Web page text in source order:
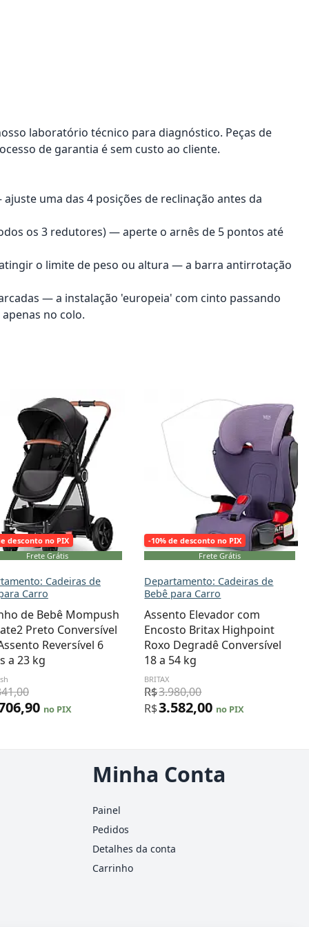
laboratório técnico para diagnóstico. Peças de
de garantia é sem custo ao cliente.
uma das 4 posições de reclinação antes da
os 3 redutores) — aperte o arnês de 5 pontos até
o limite de peso ou altura — a barra antirrotação
— a instalação 'europeia' com cinto passando
no colo.
desconto no PIX
Frete Grátis
Cadeiras de
Carro
de Bebê Mompush
Preto Conversível
Reversível 6
a 23 kg
ao carrinho
no PIX
-10% de desconto no PIX
Frete Grátis
Departamento: Cadeiras de
Bebê para Carro
Assento Elevador com
Encosto Britax Highpoint
Roxo Degradê Conversível
18 a 54 kg
BRITAX
R$3.980,00
R$3.582,00 no PIX
Minha Conta
Painel
Pedidos
Detalhes da conta
Carrinho